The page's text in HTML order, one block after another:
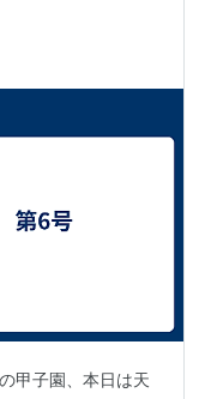
8月9日（月）から
選手権大会 の話
甲子園、本日は天